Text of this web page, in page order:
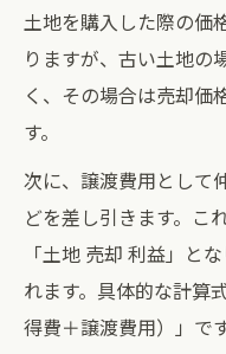
土地を購入した際の価
りますが、古い土地の
く、その場合は売却価
す。
次に、譲渡費用として
どを差し引きます。こ
「土地 売却 利益」と
れます。具体的な計算
得費＋譲渡費用）」です